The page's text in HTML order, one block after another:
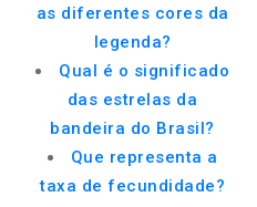
as diferentes cores da
legenda?
Qual é o significado
das estrelas da
bandeira do Brasil?
Que representa a
taxa de fecundidade?